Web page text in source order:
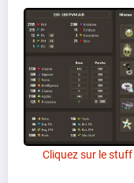
Cliquez sur le